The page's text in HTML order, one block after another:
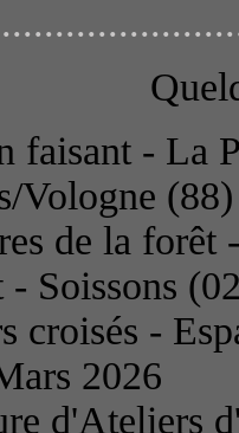
faisant - La
Vologne
de la forêt
- Soissons
croisés -
2026
d'Ateliers